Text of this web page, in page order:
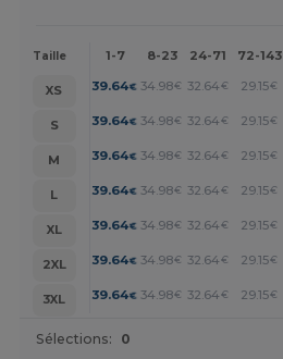
Taille 1-7 8-23 24-71 72-143
XS 39.64€ 34.98€ 32.64€ 29.15€
S
39.64€ 34.98€ 32.64€ 29.15€
M
39.64€ 34.98€ 32.64€ 29.15€
L
39.64€ 34.98€ 32.64€ 29.15€
XL
39.64€ 34.98€ 32.64€ 29.15€
2XL
39.64€ 34.98€ 32.64€ 29.15€
3XL
39.64€ 34.98€ 32.64€ 29.15€
Sélections: 0